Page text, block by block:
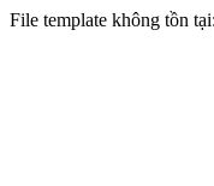
File template không tồn